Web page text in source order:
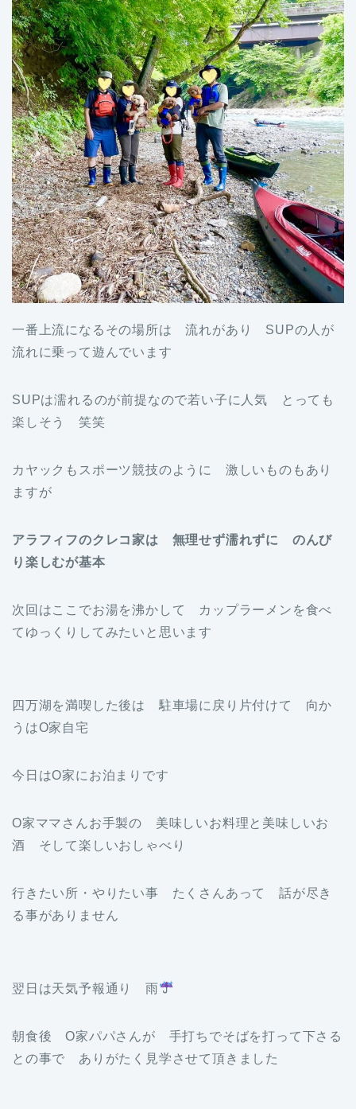
一番上流になるその場所は 流れがあり SUPの人が
流れに乗って遊んでいます
SUPは濡れるのが前提なので若い子に人気 とっても
楽しそう 笑笑
カヤックもスポーツ競技のように 激しいものもあり
ますが
アラフィフのクレコ家は 無理せず濡れずに のんび
り楽しむが基本
次回はここでお湯を沸かして カップラーメンを食べ
てゆっくりしてみたいと思います
四万湖を満喫した後は 駐車場に戻り片付けて 向か
うはO家自宅
今日はO家にお泊まりです
O家ママさんお手製の 美味しいお料理と美味しいお
酒 そして楽しいおしゃべり
行きたい所・やりたい事 たくさんあって 話が尽き
る事がありません
翌日は天気予報通り 雨
朝食後 O家パパさんが 手打ちでそばを打って下さる
との事で ありがたく見学させて頂きました